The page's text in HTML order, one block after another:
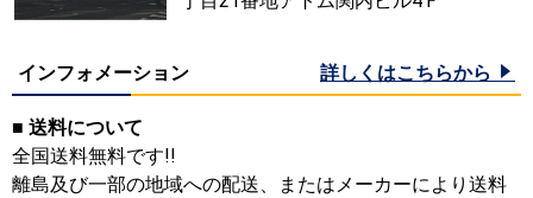
インフォメーション 詳しくはこちらから
■ 送料について
全国送料無料です!!
離島及び一部の地域への配送、またはメーカーにより送料